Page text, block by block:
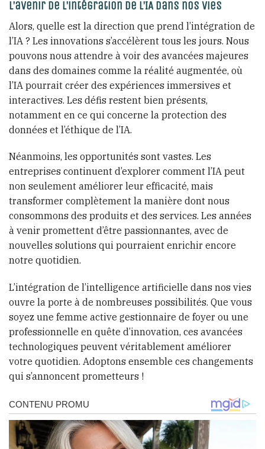
L’avenir de l’intégration de l’IA dans nos vies
Alors, quelle est la direction que prend l’intégration de
l’IA ? Les innovations s’accélèrent tous les jours. Nous
pouvons nous attendre à voir des avancées majeures
dans des domaines comme la réalité augmentée, où
l’IA pourrait créer des expériences immersives et
interactives. Les défis restent bien présents,
notamment en ce qui concerne la protection des
données et l’éthique de l’IA.
Néanmoins, les opportunités sont vastes. Les
entreprises continuent d’explorer comment l’IA peut
non seulement améliorer leur efficacité, mais
transformer complètement la manière dont nous
consommons des produits et des services. Les années
à venir promettent d’être passionnantes, avec de
nouvelles solutions qui pourraient enrichir encore
notre quotidien.
L’intégration de l’intelligence artificielle dans nos vies
ouvre la porte à de nombreuses possibilités. Que vous
soyez une femme active gestionnaire de foyer ou une
professionnelle en quête d’innovation, ces avancées
technologiques peuvent véritablement améliorer
votre quotidien. Adoptons ensemble ces changements
qui s’annoncent prometteurs !